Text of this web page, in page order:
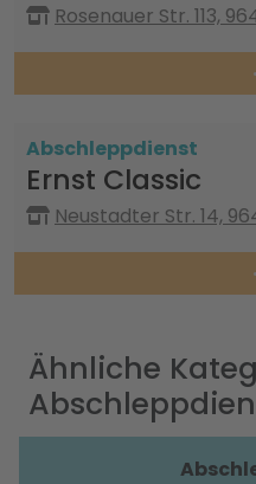
Rosenauer Str. 113,
Abschleppdienst
Ernst Classic
Neustadter Str. 14,
Ähnliche